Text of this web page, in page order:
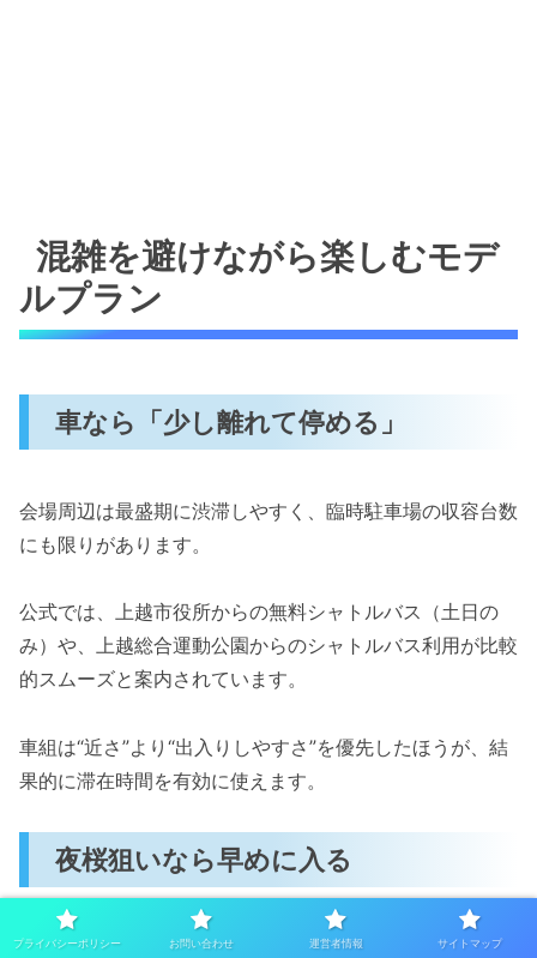
混雑を避けながら楽しむモデ
ルプラン
車なら「少し離れて停める」
会場周辺は最盛期に渋滞しやすく、臨時駐車場の収容台数
にも限りがあります。
公式では、上越市役所からの無料シャトルバス（土日の
み）や、上越総合運動公園からのシャトルバス利用が比較
的スムーズと案内されています。
車組は“近さ”より“出入りしやすさ”を優先したほうが、結
果的に滞在時間を有効に使えます。
夜桜狙いなら早めに入る
高田の夜桜は本当に強いので、つい日没後に合わせて行き
プライバシーポリシー お問い合わせ 運営者情報 サイトマップ